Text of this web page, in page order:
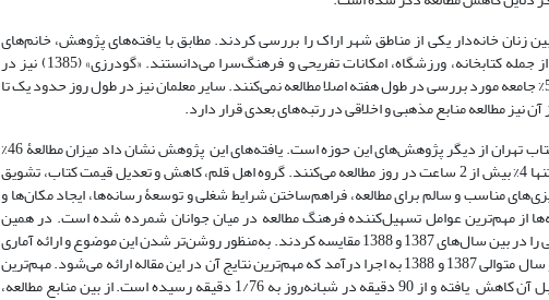
فراغت در بین زنان خانه‌دار یکی از مناطق شهر اراک را بررسی کردند. مطابق با یافته‌های پژوهش، خانم‌های
خانه‌دار مهم‌ترین علت استفاده‌نکردن صحیح از اوقات فراغت خود را نبود امکانات از جمله کتابخانه، ورزشگاه، امکانات تفریحی و فرهنگ‌سرا می‌دانستند. «گودرزی» (1385) نیز در
پژوهشی نوع و میزان مطالعۀ معلمان شهر اصفهان را ارزیابی کرد. نتایج وی نشان داد 50% جامعه مورد بررسی در طول هفته اصلا مطالعه نمی‌کنند. سایر معلمان نیز در طول روز حدود یک تا
مطالعه منابع مذهبی و اخلاقی در رتبه‌های بعدی قرار دارد.
پژوهش روابط عمومی سازمان ملی‌ جوانان (1388) در بیستمین نمایشگاه بین المللی کتاب تهران از دیگر پژوهش‌های این حوزه است. یافته‌های این پژوهش نشان داد میزان مطالعۀ 46%
جوانان روزانه 4 تا30 دقیقه و میزان مطالعه30% جوانان روزانه کمتر از 4 دقیقه است. تنها 4% بیش از 2 ساعت در روز مطالعه می‌کنند. گروه اهل قلم، کاهش و تعدیل قیمت کتاب، تشویق
مناسب و سالم برای مطالعه، فراهم‌ساختن شرایط شغلی و توسعۀ رسانه‌ها، ایجاد مکان‌ها و
از مهم‌ترین عوامل تسهیل‌کننده فرهنگ مطالعه در میان جوانان شمرده شده است. در همین
راستا، «رضوی طوسی و باقری» (1389) در پژوهش خود میزان مطالعه شهروندان تهرانی را در بین سال‌های 1387 و 1388 مقایسه کردند. به‌منظور روشن‌تر شدن این موضوع و ارائه آماری
که با استفاده از روش‌های مشخص به دست آمده و قابل اتکا باشد، دو پیمایش در دو سال متوالی 1387 و 1388 به اجرا درآمد که مهم‌ترین نتایج آن در این مقاله ارائه می‌شود. مهم‌ترین
نتایج به‌دست آمده به شرح زیر است. میزان مطالعه در سال 1388 نسبت به سال قبل آن کاهش یافته و از 90 دقیقه در شبانه‌روز به 1/76 دقیقه رسیده است. از بین منابع مطالعه،